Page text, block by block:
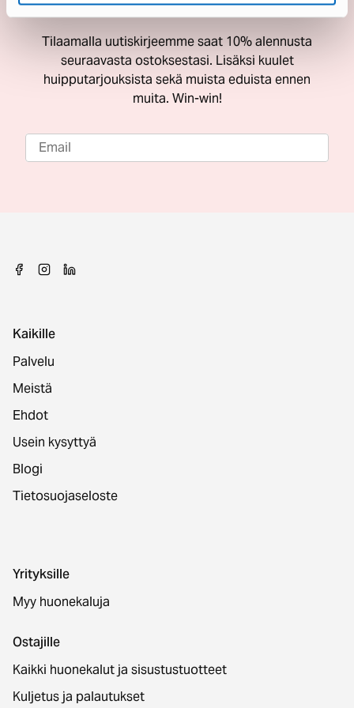
ostoksestasi
Tilaamalla uutiskirjeemme saat 10% alennusta
seuraavasta ostoksestasi. Lisäksi kuulet
huipputarjouksista sekä muista eduista ennen
muita. Win-win!
Kaikille
Palvelu
Meistä
Ehdot
Usein kysyttyä
Blogi
Tietosuojaseloste
Yrityksille
Myy huonekaluja
Ostajille
Kaikki huonekalut ja sisustustuotteet
Kuljetus ja palautukset